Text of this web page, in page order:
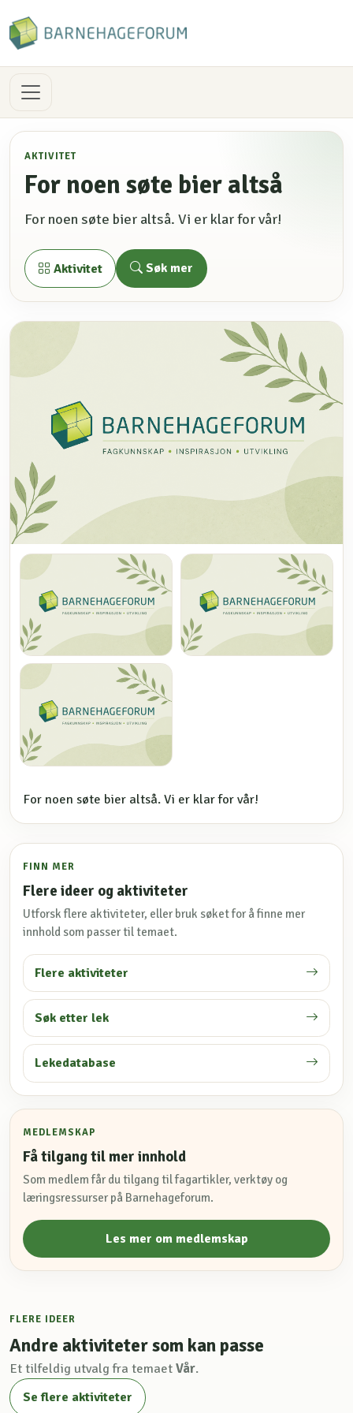
AKTIVITET
For noen søte bier altså
For noen søte bier altså. Vi er klar for vår!
Aktivitet Søk mer
For noen søte bier altså. Vi er klar for vår!
FINN MER
Flere ideer og aktiviteter
Utforsk flere aktiviteter, eller bruk søket for å finne mer
innhold som passer til temaet.
Flere aktiviteter
Søk etter lek
Lekedatabase
MEDLEMSKAP
Få tilgang til mer innhold
Som medlem får du tilgang til fagartikler, verktøy og
læringsressurser på Barnehageforum.
Les mer om medlemskap
FLERE IDEER
Andre aktiviteter som kan passe
Et tilfeldig utvalg fra temaet Vår.
Se flere aktiviteter